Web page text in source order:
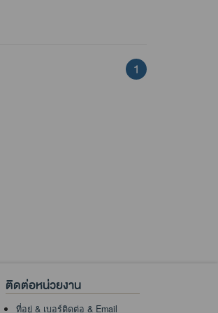
1
ติดต่อหน่วยงาน
ที่อยู่ & เบอร์ติดต่อ & Email